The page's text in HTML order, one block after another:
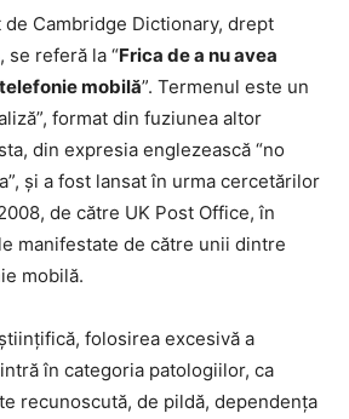
de Cambridge Dictionary, drept
, se referă la “Frica de a nu avea
mobilă”. Termenul este un
format din fuziunea altor
din expresia englezească “no
şi a fost lansat în urma cercetărilor
de către UK Post Office, în
manifestate de către unii dintre
mobilă.
folosirea excesivă a
în categoria patologiilor, ca
recunoscută, de pildă, dependenţa